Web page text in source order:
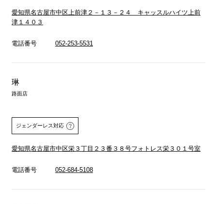
愛知県名古屋市中区上前津２－１３－２４ キャッスルハイツ上前
津１４０３
電話番号 052-253-5531
琳
路面店
ジェンダーレス対応
愛知県名古屋市中区栄３丁目２３番３８号フォトレス栄３０１号室
電話番号 052-684-5108